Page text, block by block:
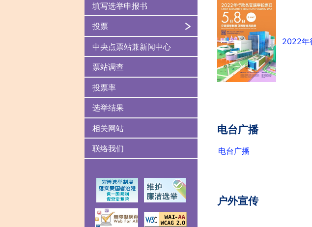
填写选举申报书
投票
中央点票站兼新闻中心
票站调查
投票率
选举结果
相关网站
联络我们
2022年
电台广播
电台广播
户外宣传